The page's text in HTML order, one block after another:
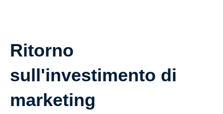
Ritorno
sull'investimento di
marketing